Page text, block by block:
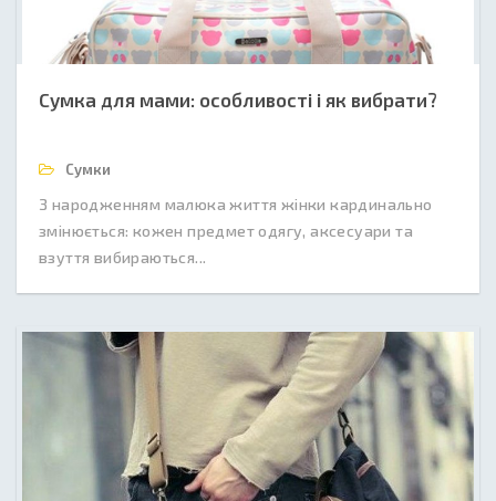
Сумка для мами: особливості і як вибрати?
Сумки
З народженням малюка життя жінки кардинально
змінюється: кожен предмет одягу, аксесуари та
взуття вибираються...